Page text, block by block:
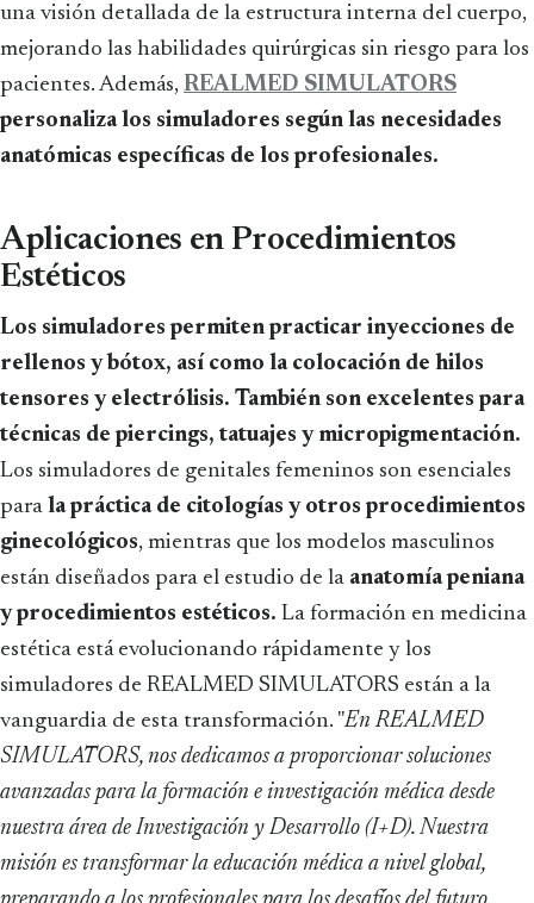
una visión detallada de la estructura interna del cuerpo,
mejorando las habilidades quirúrgicas sin riesgo para los
pacientes. Además, REALMED SIMULATORS
personaliza los simuladores según las necesidades
anatómicas específicas de los profesionales.
Aplicaciones en Procedimientos
Estéticos
Los simuladores permiten practicar inyecciones de
rellenos y bótox, así como la colocación de hilos
tensores y electrólisis. También son excelentes para
técnicas de piercings, tatuajes y micropigmentación.
Los simuladores de genitales femeninos son esenciales
para la práctica de citologías y otros procedimientos
ginecológicos, mientras que los modelos masculinos
están diseñados para el estudio de la anatomía peniana
y procedimientos estéticos. La formación en medicina
estética está evolucionando rápidamente y los
simuladores de REALMED SIMULATORS están a la
vanguardia de esta transformación. "En REALMED
SIMULATORS, nos dedicamos a proporcionar soluciones
avanzadas para la formación e investigación médica desde
nuestra área de Investigación y Desarrollo (I+D). Nuestra
misión es transformar la educación médica a nivel global,